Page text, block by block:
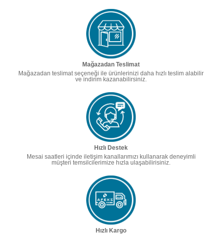
Mağazadan Teslimat
Mağazadan teslimat seçeneği ile ürünlerinizi daha hızlı teslim alabilir
ve indirim kazanabilirsiniz.
Hızlı Destek
Mesai saatleri içinde iletişim kanallarımızı kullanarak deneyimli
müşteri temsilcilerimize hızla ulaşabilirisiniz.
Hızlı Kargo